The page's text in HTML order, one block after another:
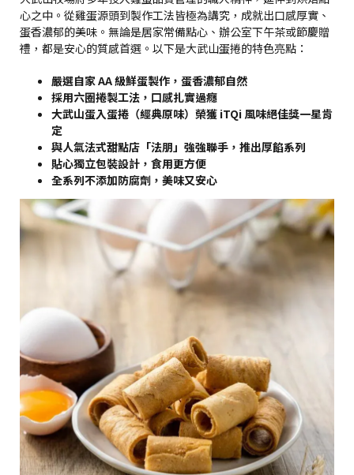
心之中。從雞蛋源頭到製作工法皆極為講究，成就出口感厚實、
蛋香濃郁的美味。無論是居家常備點心、辦公室下午茶或節慶贈
禮，都是安心的質感首選。以下是大武山蛋捲的特色亮點：
嚴選自家 AA 級鮮蛋製作，蛋香濃郁自然
採用六圈捲製工法，口感扎實過癮
大武山蛋入蛋捲（經典原味）榮獲 iTQi 風味絕佳獎一星肯
定
與人氣法式甜點店「法朋」強強聯手，推出厚餡系列
貼心獨立包裝設計，食用更方便
全系列不添加防腐劑，美味又安心